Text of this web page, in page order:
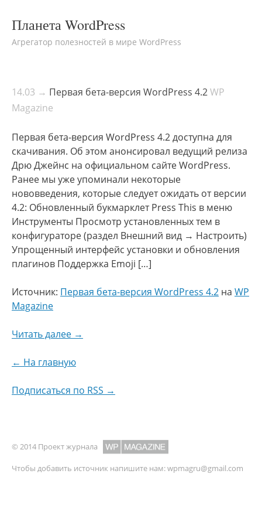
Планета WordPress
Агрегатор полезностей в мире WordPress
14.03 → Первая бета-версия WordPress 4.2WP
Magazine
Первая бета-версия WordPress 4.2 доступна для
скачивания. Об этом анонсировал ведущий релиза
Дрю Джейнс на официальном сайте WordPress.
Ранее мы уже упоминали некоторые
нововведения, которые следует ожидать от версии
4.2: Обновленный букмарклет Press This в меню
Инструменты Просмотр установленных тем в
конфигураторе (раздел Внешний вид → Настроить)
Упрощенный интерфейс установки и обновления
плагинов Поддержка Emoji […]
Источник: Первая бета-версия WordPress 4.2 на WP
Magazine
Читать далее →
← На главную
Подписаться по RSS →
© 2014 Проект журнала
Чтобы добавить источник напишите нам:wpmagru@gmail.com